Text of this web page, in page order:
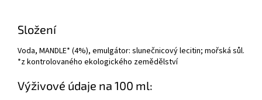
Složení
Voda, MANDLE* (4%), emulgátor: slunečnicový lecitin; mořská sůl.
*z kontrolovaného ekologického zemědělství
Výživové údaje na 100 ml: